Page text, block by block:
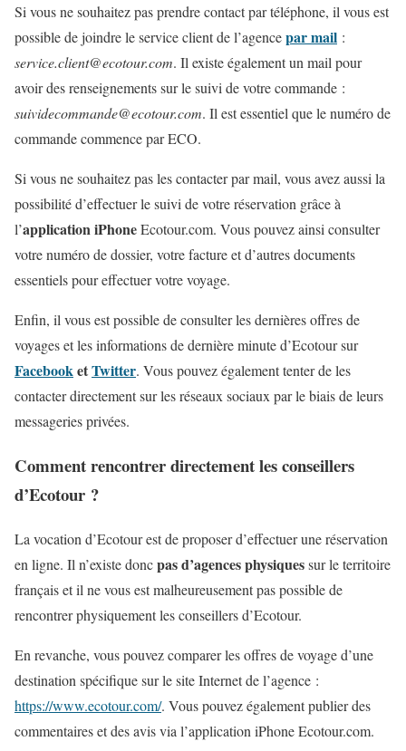
Si vous ne souhaitez pas prendre contact par téléphone, il vous est
possible de joindre le service client de l’agencepar mail :
service.client@ecotour.com. Il existe également un mail pour
avoir des renseignements sur le suivi de votre commande :
suividecommande@ecotour.com. Il est essentiel que le numéro de
commande commence par ECO.
Si vous ne souhaitez pas les contacter par mail, vous avez aussi la
possibilité d’effectuer le suivi de votre réservation grâce à
l’application iPhoneEcotour.com. Vous pouvez ainsi consulter
votre numéro de dossier, votre facture et d’autres documents
essentiels pour effectuer votre voyage.
Enfin, il vous est possible de consulter les dernières offres de
voyages et les informations de dernière minute d’Ecotour sur
FacebooketTwitter. Vous pouvez également tenter de les
contacter directement sur les réseaux sociaux par le biais de leurs
messageries privées.
Comment rencontrer directement les conseillers
d’Ecotour ?
La vocation d’Ecotour est de proposer d’effectuer une réservation
en ligne. Il n’existe doncpas d’agences physiquessur le territoire
français et il ne vous est malheureusement pas possible de
rencontrer physiquement les conseillers d’Ecotour.
En revanche, vous pouvez comparer les offres de voyage d’une
destination spécifique sur le site Internet de l’agence :
https://www.ecotour.com/. Vous pouvez également publier des
commentaires et des avis via l’application iPhone Ecotour.com.